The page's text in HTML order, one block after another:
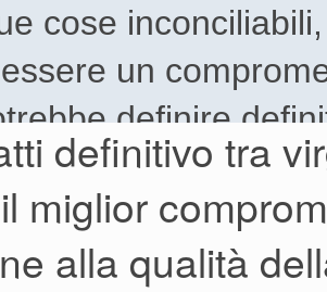
tra quelli non
cose
un
definire
definitivo tra
miglior
alla qualità